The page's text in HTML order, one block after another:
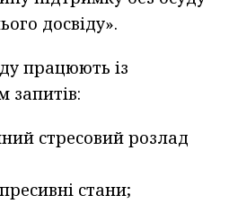
досвіду».
працюють із
запитів:
стресовий розлад
стани;